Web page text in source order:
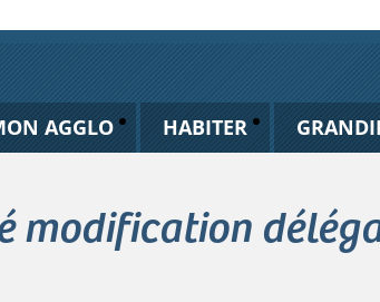
AGGLO HABITER
modification